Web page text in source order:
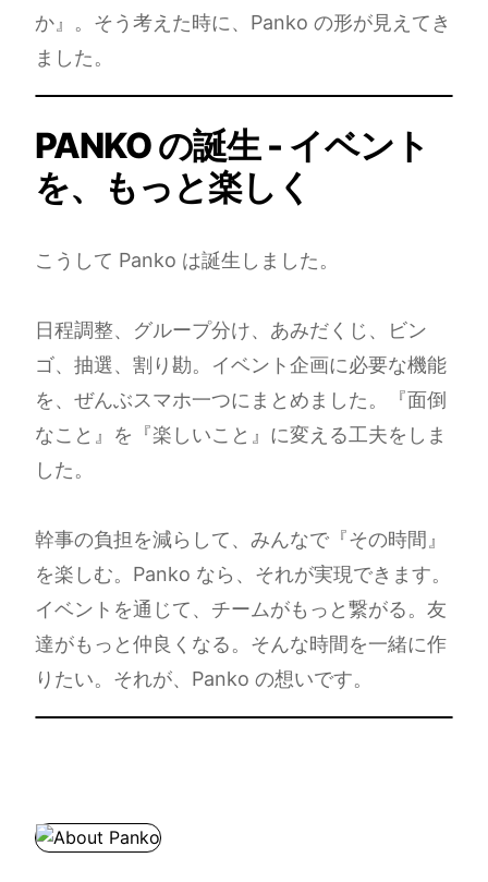
か』。そう考えた時に、Panko の形が見えてき
ました。
PANKO の誕生 - イベント
を、もっと楽しく
こうして Panko は誕生しました。
日程調整、グループ分け、あみだくじ、ビン
ゴ、抽選、割り勘。イベント企画に必要な機能
を、ぜんぶスマホ一つにまとめました。『面倒
なこと』を『楽しいこと』に変える工夫をしま
した。
幹事の負担を減らして、みんなで『その時間』
を楽しむ。Panko なら、それが実現できます。
イベントを通じて、チームがもっと繋がる。友
達がもっと仲良くなる。そんな時間を一緒に作
りたい。それが、Panko の想いです。